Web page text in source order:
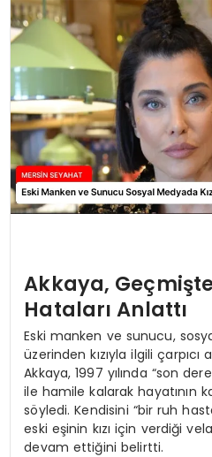
Akkaya, Geçmişte
Hataları Anlattı
Eski manken ve sunucu,
üzerinden kızıyla ilgili
Akkaya, 1997 yılında “son
ile hamile kalarak hayatının
söyledi. Kendisini “bir ruh
eski eşinin kızı için verdiği
devam ettiğini belirtti.